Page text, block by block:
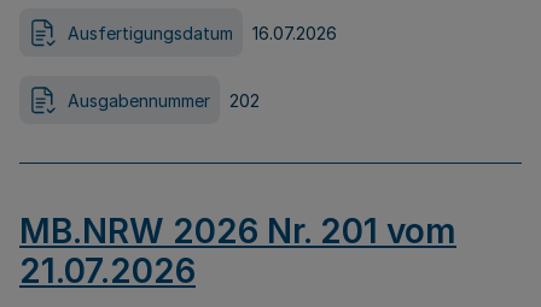
Ausfertigungsdatum 16.07.2026
Ausgabennummer 202
MB.NRW 2026 Nr. 201 vom
21.07.2026